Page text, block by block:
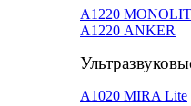
А1220
А1220 ANKER
A1020 MIRA Lite